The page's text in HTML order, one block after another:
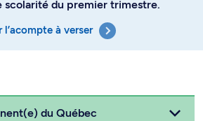
scolarité du premier trimestre.
l’acompte à verser
du Québec